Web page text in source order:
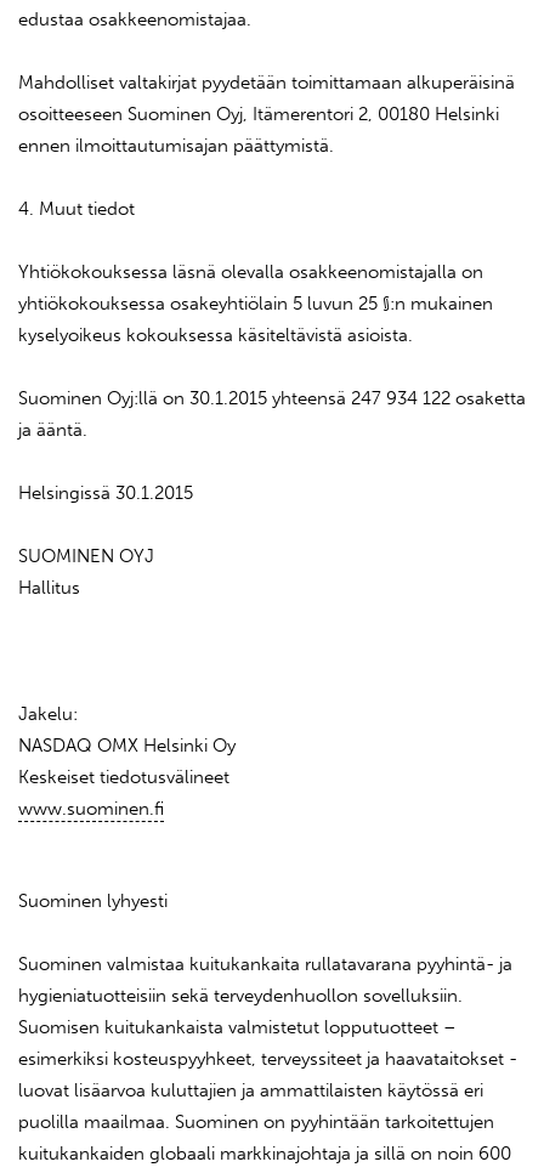
edustaa osakkeenomistajaa.
Mahdolliset valtakirjat pyydetään toimittamaan alkuperäisinä
osoitteeseen Suominen Oyj, Itämerentori 2, 00180 Helsinki
ennen ilmoittautumisajan päättymistä.
4. Muut tiedot
Yhtiökokouksessa läsnä olevalla osakkeenomistajalla on
yhtiökokouksessa osakeyhtiölain 5 luvun 25 §:n mukainen
kyselyoikeus kokouksessa käsiteltävistä asioista.
Suominen Oyj:llä on 30.1.2015 yhteensä 247 934 122 osaketta
ja ääntä.
Helsingissä 30.1.2015
SUOMINEN OYJ
Hallitus
Jakelu:
NASDAQ OMX Helsinki Oy
Keskeiset tiedotusvälineet
www.suominen.fi
Suominen lyhyesti
Suominen valmistaa kuitukankaita rullatavarana pyyhintä- ja
hygieniatuotteisiin sekä terveydenhuollon sovelluksiin.
Suomisen kuitukankaista valmistetut lopputuotteet –
esimerkiksi kosteuspyyhkeet, terveyssiteet ja haavataitokset -
luovat lisäarvoa kuluttajien ja ammattilaisten käytössä eri
puolilla maailmaa. Suominen on pyyhintään tarkoitettujen
kuitukankaiden globaali markkinajohtaja ja sillä on noin 600